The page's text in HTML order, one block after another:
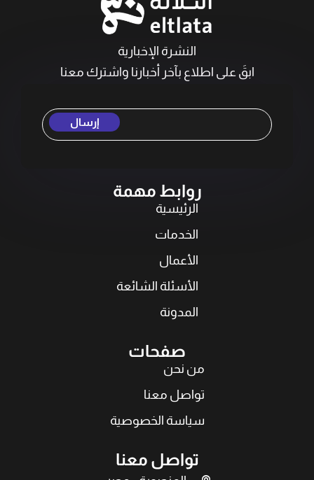
النشرة الإخبارية
ابقَ على اطلاع بآخر أخبارنا واشترك معنا
إرسال
روابط مهمة
الرئيسية
الخدمات
الأعمال
الأسئلة الشائعة
المدونة
صفحات
من نحن
تواصل معنا
سياسة الخصوصية
تواصل معنا